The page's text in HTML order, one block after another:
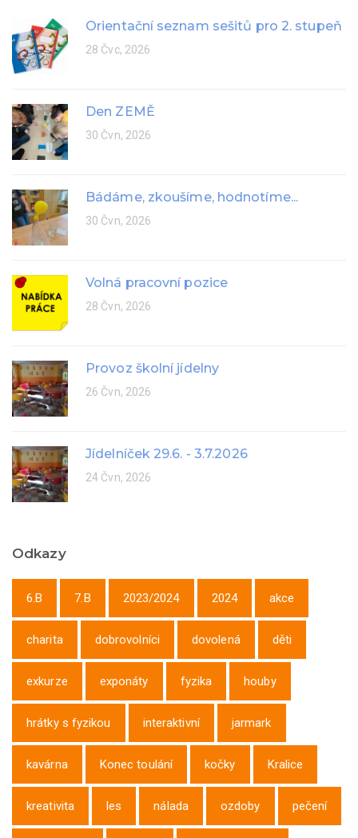
Orientační seznam sešitů pro 2. stupeň
28 Čvc, 2026
Den ZEMĚ
30 Čvn, 2026
Bádáme, zkoušíme, hodnotíme...
30 Čvn, 2026
Volná pracovní pozice
28 Čvn, 2026
Provoz školní jídelny
26 Čvn, 2026
Jídelníček 29.6. - 3.7.2026
24 Čvn, 2026
Odkazy
6.B 7.B 2023/2024 2024 akce
charita dobrovolníci dovolená děti
exkurze exponáty fyzika houby
hrátky s fyzikou interaktivní jarmark
kavárna Konec toulání kočky Kralice
kreativita les nálada ozdoby pečení